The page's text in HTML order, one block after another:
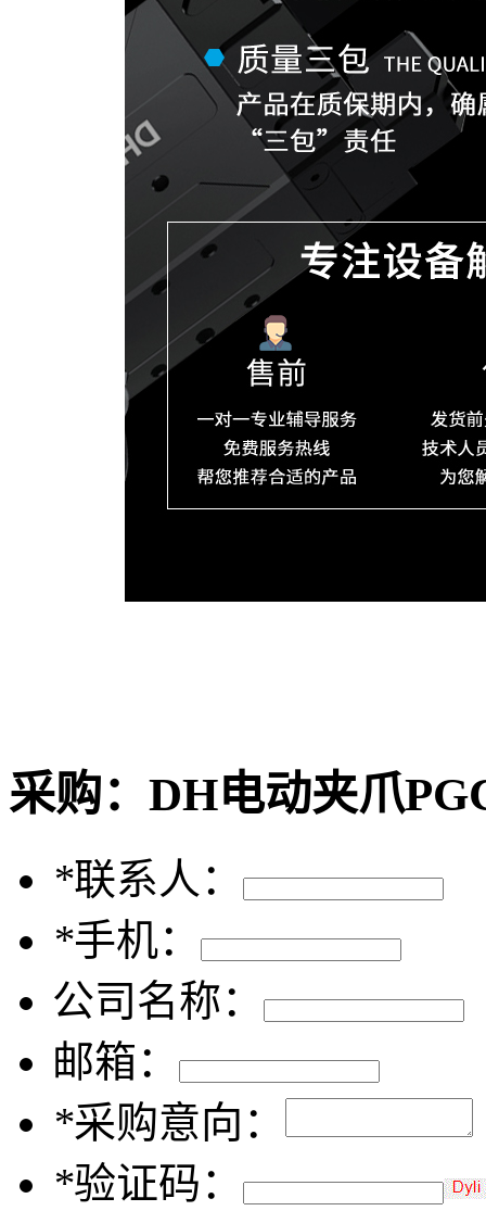
采购： DH电动夹爪
*联系人：
*手机：
公司名称：
邮箱：
*采购意向：
*验证码：